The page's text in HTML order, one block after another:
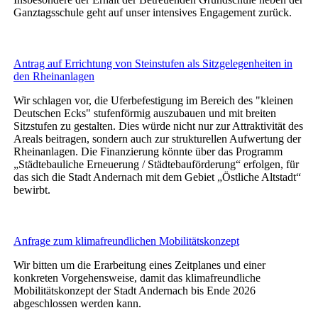
Ganztagsschule geht auf unser intensives Engagement zurück.
Antrag auf Errichtung von Steinstufen als Sitzgelegenheiten in
den Rheinanlagen
Wir schlagen vor, die Uferbefestigung im Bereich des "kleinen
Deutschen Ecks" stufenförmig auszubauen und mit breiten
Sitzstufen zu gestalten. Dies würde nicht nur zur Attraktivität des
Areals beitragen, sondern auch zur strukturellen Aufwertung der
Rheinanlagen. Die Finanzierung könnte über das Programm
„Städtebauliche Erneuerung / Städtebauförderung“ erfolgen, für
das sich die Stadt Andernach mit dem Gebiet „Östliche Altstadt“
bewirbt.
Anfrage zum klimafreundlichen Mobilitätskonzept
Wir bitten um die Erarbeitung eines Zeitplanes und einer
konkreten Vorgehensweise, damit das klimafreundliche
Mobilitätskonzept der Stadt Andernach bis Ende 2026
abgeschlossen werden kann.